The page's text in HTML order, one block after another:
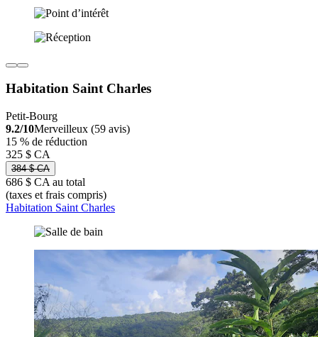
Habitation Saint Charles
Petit-Bourg
9.2/10Merveilleux (59 avis)
15 % de réduction
325 $ CA
384 $ CA
686 $ CA au total
(taxes et frais compris)
Habitation Saint Charles